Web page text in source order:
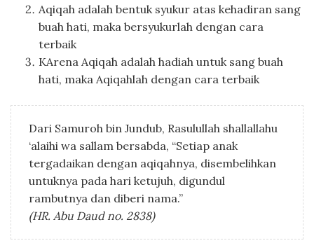
Aqiqah adalah bentuk syukur atas kehadiran sang
buah hati, maka bersyukurlah dengan cara
terbaik
KArena Aqiqah adalah hadiah untuk sang buah
hati, maka Aqiqahlah dengan cara terbaik
Dari Samuroh bin Jundub, Rasulullah shallallahu
‘alaihi wa sallam bersabda, “Setiap anak
tergadaikan dengan aqiqahnya, disembelihkan
untuknya pada hari ketujuh, digundul
rambutnya dan diberi nama.”
(HR. Abu Daud no. 2838)